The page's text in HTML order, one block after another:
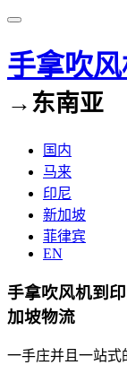
手拿吹
→东南亚
国内
马来
印尼
新加坡
菲律宾
EN
手拿吹风机到
加坡物流
一手庄并且一站式